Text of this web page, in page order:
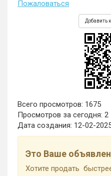
Пожаловаться
Добавить
Всего просмотров: 1675
Просмотров за сегодня: 2
Дата создания: 12-02-
Это Ваше
Хотите продать